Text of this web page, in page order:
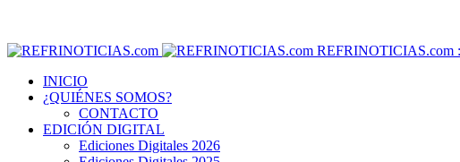
INICIO
¿QUIÉNES SOMOS?
CONTACTO
EDICIÓN DIGITAL
Ediciones Digitales 2026